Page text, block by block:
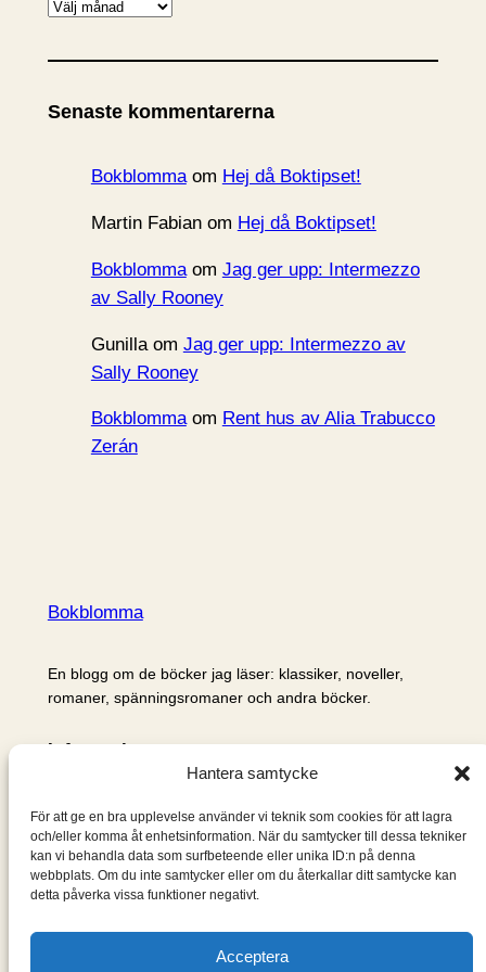
Hantera samtycke
För att ge en bra upplevelse använder vi teknik som cookies för att lagra
och/eller komma åt enhetsinformation. När du samtycker till dessa tekniker
kan vi behandla data som surfbeteende eller unika ID:n på denna
webbplats. Om du inte samtycker eller om du återkallar ditt samtycke kan
detta påverka vissa funktioner negativt.
Acceptera
A
k
v
Senaste kommentarerna
Bokblommaom Hej då Boktipset!
Martin Fabianom Hej då Boktipset!
Bokblommaom Jag ger upp: Intermezzo
av Sally Rooney
Gunillaom Jag ger upp: Intermezzo av
Sally Rooney
Bokblommaom Rent hus av Alia Trabucco
Zerán
Bokblomma
En blogg om de böcker jag läser: klassiker, noveller,
romaner, spänningsromaner och andra böcker.
Information
Om mig & om bloggen
S
ö
k